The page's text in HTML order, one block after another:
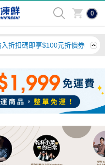
0
即贈$50元紅利！
折扣碼即享$100元折價券
免運費，購買一件含運
入折扣碼即享$100元折價券